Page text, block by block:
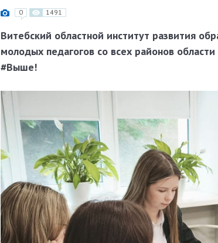
0 1491
Витебский областной институт развития
молодых педагогов со всех районов
#Выше!